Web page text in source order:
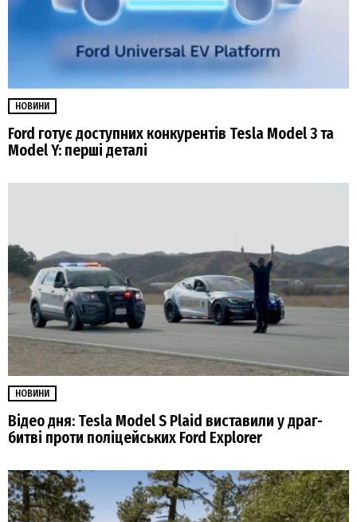
НОВИНИ
Ford готує доступних конкурентів Tesla Model 3 та
Model Y: перші деталі
НОВИНИ
Відео дня: Tesla Model S Plaid виставили у драг-
битві проти поліцейських Ford Explorer